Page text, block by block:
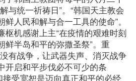
与统一祈祷日”。“韩国天主教会
人民和解与合一工具的使命”。
枢机感谢上主“在疫情的艰难时刻
鲜半岛和平的弥撒圣祭”。重
有战争，让武器失声、消灭战争
开启和平步伐必不可少的条
接受宽恕是迈向真正和平的必经